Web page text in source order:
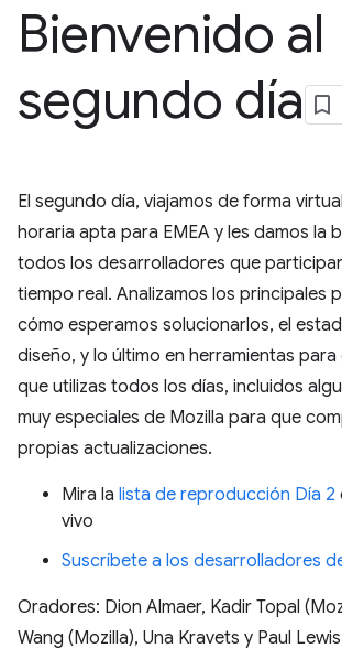
Bienvenido al
segundo día
El segundo día, viajamos de forma
horaria apta para EMEA y les damos la
todos los desarrolladores que
tiempo real. Analizamos los principales
cómo esperamos solucionarlos, el
diseño, y lo último en herramientas
que utilizas todos los días, incluidos
muy especiales de Mozilla para que
propias actualizaciones.
Mira la lista de reproducción Día 2
vivo
Suscríbete a los desarrolladores
Oradores: Dion Almaer, Kadir Topal
Wang (Mozilla), Una Kravets y Paul Lewis